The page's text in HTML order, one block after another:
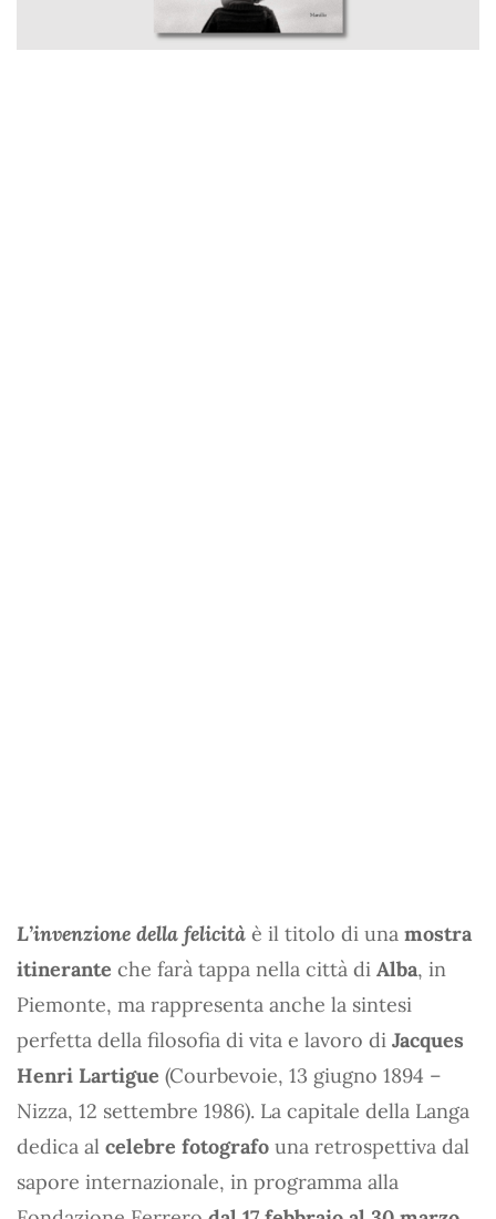
L’invenzione della felicità è il titolo di una mostra
itinerante che farà tappa nella città di Alba, in
Piemonte, ma rappresenta anche la sintesi
perfetta della filosofia di vita e lavoro di Jacques
Henri Lartigue (Courbevoie, 13 giugno 1894 –
Nizza, 12 settembre 1986). La capitale della Langa
dedica al celebre fotografo una retrospettiva dal
sapore internazionale, in programma alla